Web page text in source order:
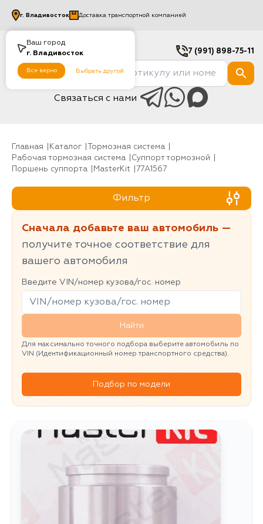
Ваш город
г. Владивосток
Все верно Выбрать другой
г. Владивосток Доставка транспортной компанией
7 (991) 898-75-11
Связаться с нами
Главная Каталог
Тормозная система
Рабочая тормозная система
Суппорт тормозной
Поршень суппорта
MasterKit 77A1567
Фильтр
Сначала добавьте ваш автомобиль —
получите точное соответствие для
вашего автомобиля
Введите VIN/номер кузова/гос. номер
Найти
Для максимально точного подбора выберите автомобиль по
VIN (Идентификационный номер транспортного средства).
Подбор по модели